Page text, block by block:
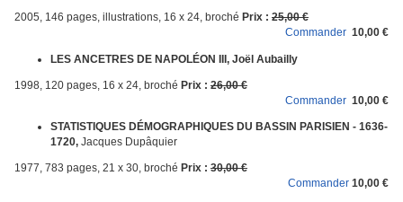
2005, 146 pages, illustrations, 16 x 24, broché Prix : 25,00 €
Commander 10,00 €
LES ANCETRES DE NAPOLÉON III, Joël Aubailly
1998, 120 pages, 16 x 24, broché Prix : 26,00 €
Commander 10,00 €
STATISTIQUES DÉMOGRAPHIQUES DU BASSIN PARISIEN - 1636-
1720, Jacques Dupâquier
1977, 783 pages, 21 x 30, broché Prix : 30,00 €
Commander 10,00 €